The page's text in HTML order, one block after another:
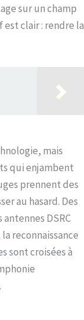
sur un champ
clair : rendre la
mais
qui enjambent
prennent des
au hasard. Des
DSRC
reconnaissance
sont croisées à